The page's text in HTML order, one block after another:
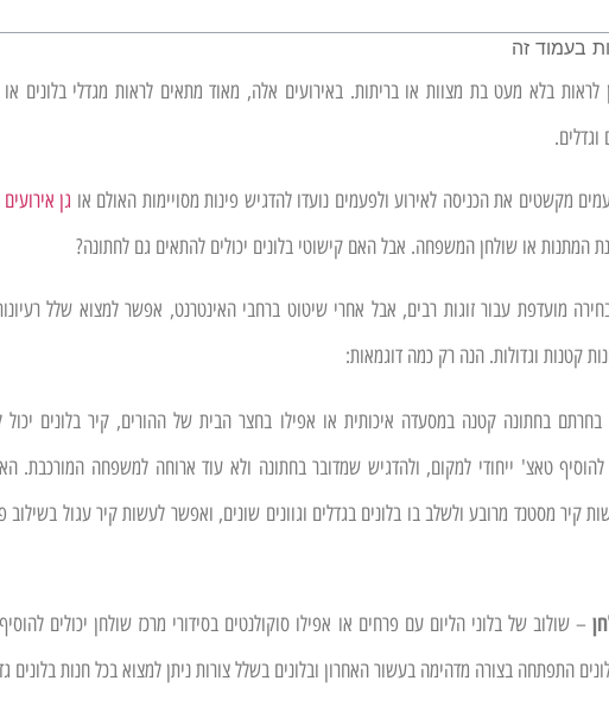
בעמוד זה
לראות בלא מעט בת מצוות או בריתות. באירועים אלה, מאוד מתאים לראות מגדלי בלונים או
מקשטים את הכניסה לאירוע ולפעמים נועדו להדגיש פינות מסויימות האולם או גן
המתנות או שולחן המשפחה. אבל האם קישוטי בלונים יכולים להתאים גם לחתונה?
מועדפת עבור זוגות רבים, אבל אחרי שיטוט ברחבי האינטרנט, אפשר למצוא שלל
קטנות וגדולות. הנה רק כמה דוגמאות:
בחתונה קטנה במסעדה איכותית או אפילו בחצר הבית של ההורים, קיר בלונים יכול
להוסיף טאצ' ייחודי למקום, ולהדגיש שמדובר בחתונה ולא עוד ארוחה למשפחה המורכבת.
קיר מסטנד מרובע ולשלב בו בלונים בגדלים וגוונים שונים, ואפשר לעשות קיר עגול בשילוב
– שולוב של בלוני הליום עם פרחים או אפילו סוקולנטים בסידורי מרכז שולחן יכולים
התפתחה בצורה מדהימה בעשור האחרון ובלונים בשלל צורות ניתן למצוא בכל חנות בלונים